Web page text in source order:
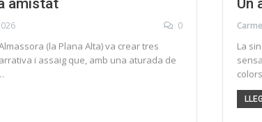
amistat
0
(la Plana Alta) va crear tres
i assaig que, amb una aturada de
Un
La